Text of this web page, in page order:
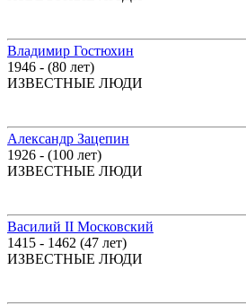
Владимир Гостюхин
1946 - (80 лет)
ИЗВЕСТНЫЕ ЛЮДИ
Александр Зацепин
1926 - (100 лет)
ИЗВЕСТНЫЕ ЛЮДИ
Василий II Московский
1415 - 1462 (47 лет)
ИЗВЕСТНЫЕ ЛЮДИ